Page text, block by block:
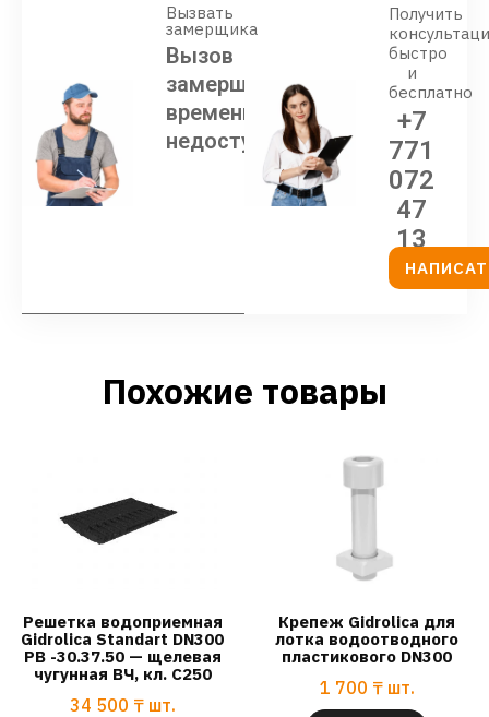
Вызвать
замерщика
Вызов
замерщика
временно
недоступен
Получить
быстро
и
бесплатно
+7
771
072
47
13
Похожие товары
Решетка водоприемная
Gidrolica Standart DN300
РВ -30.37.50 — щелевая
чугунная ВЧ, кл. С250
34 500 ₸ шт.
Крепеж Gidrolica для
лотка водоотводного
пластикового DN300
1 700 ₸ шт.